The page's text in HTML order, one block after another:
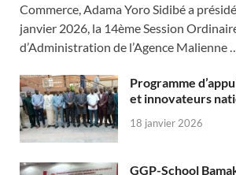
Commerce, Adama Yoro Sidibé a
janvier 2026, la 14ème Session
d’Administration de l’Agence Malienne …
Programme
et innovateurs
18 janvier 2026
GGP-School